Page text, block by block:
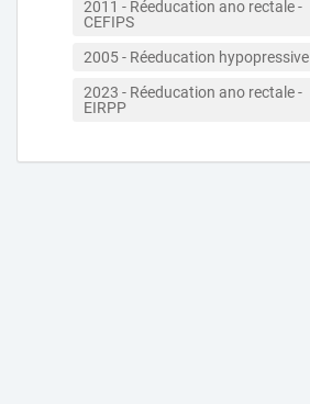
2011 - Réeducation ano rectale -
CEFIPS
2005 - Réeducation hypopressive
2023 - Réeducation ano rectale -
EIRPP